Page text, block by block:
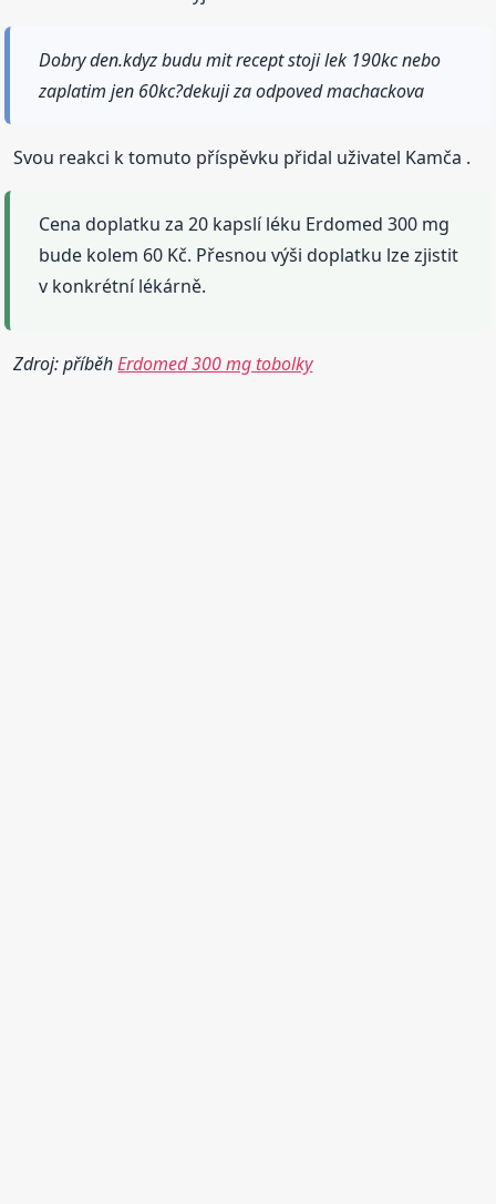
Dobry den.kdyz budu mit recept stoji lek 190kc nebo
zaplatim jen 60kc?dekuji za odpoved machackova
Svou reakci k tomuto příspěvku přidal uživatel Kamča .
Cena doplatku za 20 kapslí léku Erdomed 300 mg
bude kolem 60 Kč. Přesnou výši doplatku lze zjistit
v konkrétní lékárně.
Zdroj: příběhErdomed 300 mg tobolky